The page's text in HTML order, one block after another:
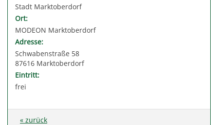
Stadt Marktoberdorf
Ort:
MODEON Marktoberdorf
Adresse:
Schwabenstraße 58
87616 Marktoberdorf
Eintritt:
frei
« zurück